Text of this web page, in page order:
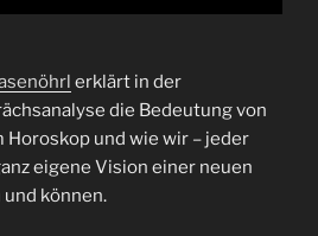
erklärt in der
die Bedeutung von
Horoskop und wie wir – jeder
eigene Vision einer neuen
können.